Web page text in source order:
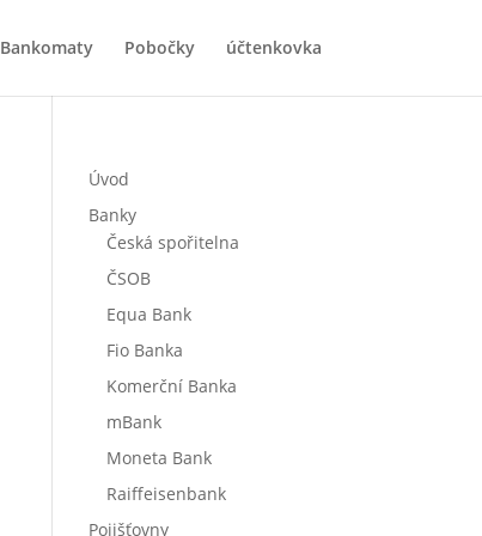
Bankomaty Pobočky účtenkovka
Úvod
Banky
Česká spořitelna
ČSOB
Equa Bank
Fio Banka
Komerční Banka
mBank
Moneta Bank
Raiffeisenbank
Pojišťovny